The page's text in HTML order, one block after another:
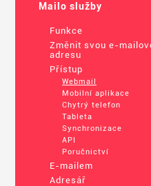
Mailo služby
Funkce
Změnit svou e-
adresu
Přístup
Webmail
Mobilní aplikace
Chytrý telefon
Tableta
Synchronizace
API
Poručnictví
E-mailem
Adresář